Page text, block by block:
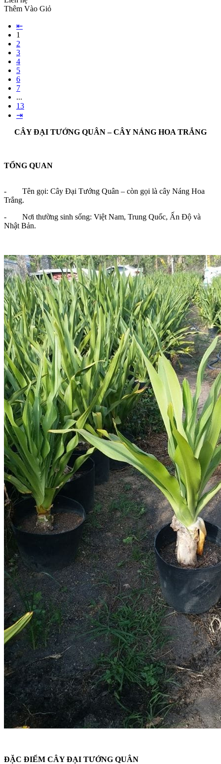
Thêm Vào Giỏ
⇤
1
2
3
4
5
6
7
...
13
⇥
CÂY ĐẠI TƯỚNG QUÂN – CÂY NÁNG HOA TRẮNG
TỔNG QUAN
- Tên gọi: Cây Đại Tướng Quân – còn gọi là cây Náng Hoa
Trắng.
- Nơi thường sinh sống: Việt Nam, Trung Quốc, Ấn Độ và
Nhật Bản.
ĐẶC ĐIỂM CÂY ĐẠI TƯỚNG QUÂN